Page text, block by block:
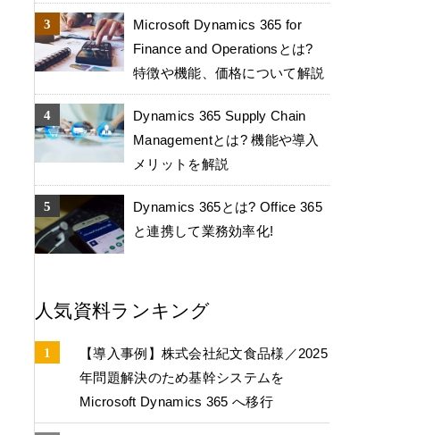
Microsoft Dynamics 365 for
Finance and Operationsとは?
特徴や機能、価格について解説
Dynamics 365 Supply Chain
Managementとは? 機能や導入
メリットを解説
Dynamics 365とは? Office 365
と連携して業務効率化!
人気資料ランキング
【導入事例】株式会社紀文食品様／2025
年問題解決のため基幹システムを
Microsoft Dynamics 365 へ移行